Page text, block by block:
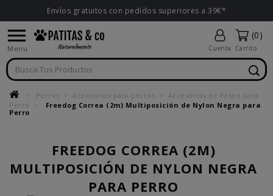
Envíos gratuitos con pedidos superiores a 39€*

Menu Cuenta
(0)
Carrito
Perros Accesorios para perros
Accesorios de Paseo para
Perro
Freedog Correa (2m) Multiposición de Nylon Negra para
Perro
FREEDOG CORREA (2M)
MULTIPOSICIÓN DE NYLON NEGRA
PARA PERRO